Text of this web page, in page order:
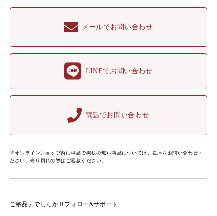
メールでお問い合わせ
LINEでお問い合わせ
電話でお問い合わせ
※オンラインショップ内に単品で掲載の無い商品については、在庫をお問い合わせく
ださい。売り切れの際はご容赦ください。
ご納品までしっかりフォロー&サポート